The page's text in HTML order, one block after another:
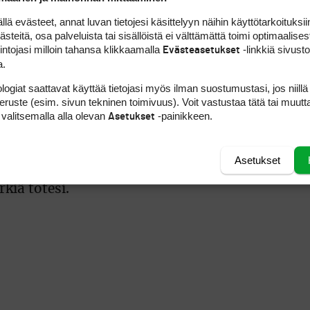
kivalta”, Huhtala sanoi.
kuin muut suomalaiset. Kreikassa
rooliin. Joukkue valmistautui
naisten maajoukkueen kanssa.
ykkösdivisioonaan. Meillä on hyvä jengi,
totesi.
evästeet, annat luvan tietojesi käsittelyyn näihin
osa palveluista tai sisällöistä ei välttämättä toimi
milloin tahansa klikkaamalla Evästeasetukset -linkkiä
saattavat käyttää tietojasi myös ilman suostumustasi, jos
(esim. sivun tekninen toimivuus). Voit vastustaa tätä tai
alla olevan Asetukset -painikkeen.
Asetukset